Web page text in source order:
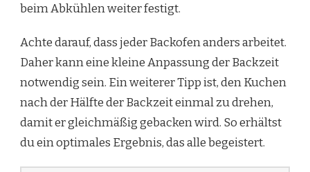
beim Abkühlen weiter festigt.
Achte darauf, dass jeder Backofen anders arbeitet.
Daher kann eine kleine Anpassung der Backzeit
notwendig sein. Ein weiterer Tipp ist, den Kuchen
nach der Hälfte der Backzeit einmal zu drehen,
damit er gleichmäßig gebacken wird. So erhältst
du ein optimales Ergebnis, das alle begeistert.